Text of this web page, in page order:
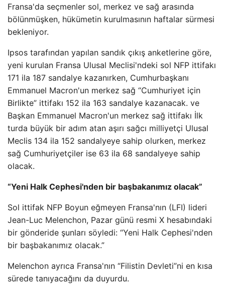
Fransa'da seçmenler sol, merkez ve sağ arasında
bölünmüşken, hükümetin kurulmasının haftalar sürmesi
bekleniyor.
Ipsos tarafından yapılan sandık çıkış anketlerine göre,
yeni kurulan Fransa Ulusal Meclisi'ndeki sol NFP ittifakı
171 ila 187 sandalye kazanırken, Cumhurbaşkanı
Emmanuel Macron'un merkez sağ “Cumhuriyet için
Birlikte” ittifakı 152 ila 163 sandalye kazanacak. ve
Başkan Emmanuel Macron'un merkez sağ ittifakı İlk
turda büyük bir adım atan aşırı sağcı milliyetçi Ulusal
Meclis 134 ila 152 sandalyeye sahip olurken, merkez
sağ Cumhuriyetçiler ise 63 ila 68 sandalyeye sahip
olacak.
“Yeni Halk Cephesi'nden bir başbakanımız olacak”
Sol ittifak NFP Boyun eğmeyen Fransa'nın (LFI) lideri
Jean-Luc Melenchon, Pazar günü resmi X hesabındaki
bir gönderide şunları söyledi: “Yeni Halk Cephesi'nden
bir başbakanımız olacak.”
Melenchon ayrıca Fransa'nın “Filistin Devleti”ni en kısa
sürede tanıyacağını da duyurdu.